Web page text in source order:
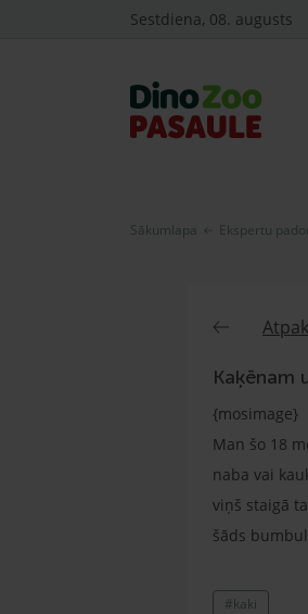
Sestdiena, 08. augusts
Sākumlapa Ekspertu
Kaķēnam
{mosimage}
Man šo 18
naba vai
viņš staigā
šāds
#kaki